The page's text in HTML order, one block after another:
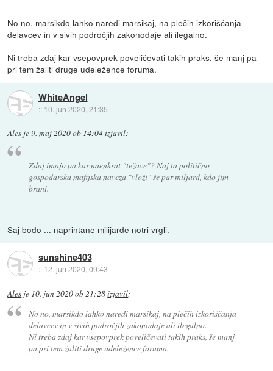
No no, marsikdo lahko naredi marsikaj, na plečih izkoriščanja
delavcev in v sivih področjih zakonodaje ali ilegalno.
Ni treba zdaj kar vsepovprek poveličevati takih praks, še manj pa
pri tem žaliti druge udeležence foruma.
WhiteAngel
:: 10. jun 2020, 21:35
Ales je9. maj 2020 ob 14:04izjavil:
Zdaj imajo pa kar naenkrat "težave"? Naj ta politično
gospodarska mafijska naveza "vloži" še par miljard, kdo jim
brani.
Saj bodo ... naprintane milijarde notri vrgli.
sunshine403
:: 12. jun 2020, 09:43
Ales je 10. jun 2020 ob 21:28izjavil:
No no, marsikdo lahko naredi marsikaj, na plečih izkoriščanja
delavcev in v sivih področjih zakonodaje ali ilegalno.
Ni treba zdaj kar vsepovprek poveličevati takih praks, še manj
pa pri tem žaliti druge udeležence foruma.